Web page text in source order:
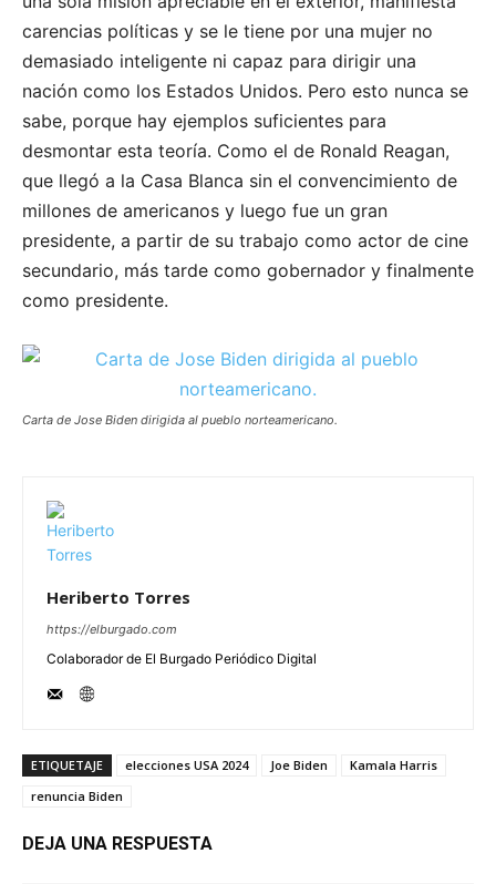
carencias políticas y se le tiene por una mujer no
demasiado inteligente ni capaz para dirigir una
nación como los Estados Unidos. Pero esto nunca se
sabe, porque hay ejemplos suficientes para
desmontar esta teoría. Como el de Ronald Reagan,
que llegó a la Casa Blanca sin el convencimiento de
millones de americanos y luego fue un gran
presidente, a partir de su trabajo como actor de cine
secundario, más tarde como gobernador y finalmente
como presidente.
Carta de Jose Biden dirigida al pueblo norteamericano.
Heriberto Torres
https://elburgado.com
Colaborador de El Burgado Periódico Digital
ETIQUETAJE elecciones USA 2024 Joe Biden
Kamala Harris
renuncia Biden
DEJA UNA RESPUESTA